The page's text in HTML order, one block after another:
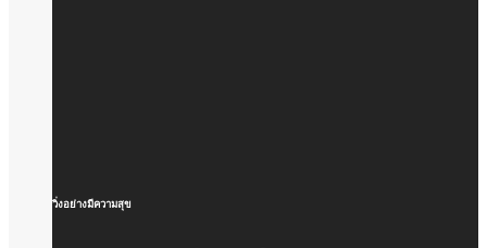
วิ่งอย่างมีความสุข